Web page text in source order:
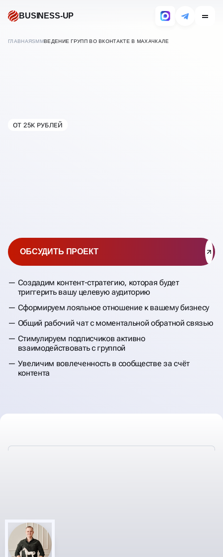
BUSINESS-UP
ГЛАВНАЯSMMВЕДЕНИЕ ГРУПП ВО ВКОНТАКТЕ В МАХАЧКАЛЕ
ОТ 25К РУБЛЕЙ
Создадим контент-стратегию, которая будет
триггерить вашу целевую аудиторию
Сформируем лояльное отношение к вашему бизнесу
Общий рабочий чат с моментальной обратной связью
Стимулируем подписчиков активно
взаимодействовать с группой
Увеличим вовлеченность в сообществе за счёт
контента
ОБСУДИТЬ ПРОЕКТ
ГРУППЫ ВК